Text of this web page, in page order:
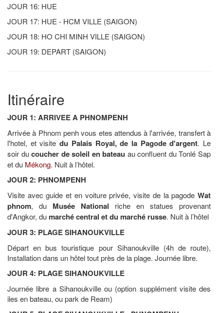
JOUR 16: HUE
JOUR 17: HUE - HCM VILLE (SAIGON)
JOUR 18: HO CHI MINH VILLE (SAIGON)
JOUR 19: DEPART (SAIGON)
Itinéraire
JOUR 1: ARRIVEE A PHNOMPENH
Arrivée à Phnom penh vous etes attendus à l'arrivée, transfert à
l'hotel, et visitedu Palais Royal, de la Pagode d'argent. Le
soir ducoucher de soleil en bateau au confluent du Tonlé Sap
et du Mékong. Nuit à l’hôtel.
JOUR 2: PHNOMPENH
Visite avec guide et en voiture privée, visite de la pagode Wat
phnom, du Musée National riche en statues provenant
d'Angkor, du marché central et du marché russe. Nuit à l’hôtel
JOUR 3: PLAGE SIHANOUKVILLE
Départ en bus touristique pour Sihanoukville (4h de route),
Installation dans un hôtel tout près de la plage. Journée libre.
JOUR 4: PLAGE SIHANOUKVILLE
Journée libre a Sihanoukville ou (option supplément visite des
iles en bateau, ou park de Ream)